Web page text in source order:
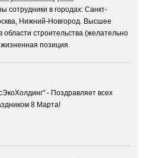
в городах: Санкт-
Нижний-Новгород. Высшее
области строительства (желательно
позиция.
- Поздравляет всех
8 Марта!